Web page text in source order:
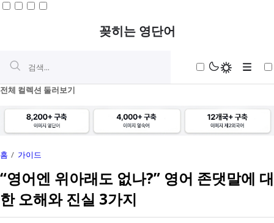
꽂히는 영단어
초등
중등
구동사
전체 컬렉션 둘러보기
홈 가이드
“영어엔 위아래도 없나?” 영어 존댓말에 대
한 오해와 진실 3가지